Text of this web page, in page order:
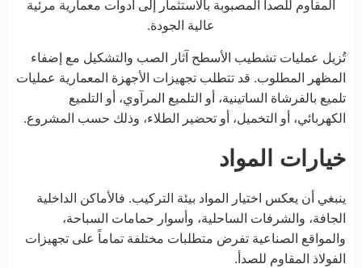
المقاوم للصدأ المصبوبة بالاستثمار إلى أدوات معمارية مرئية
عالية الجودة.
تُزيل عمليات تشطيب الأسطح آثار الصب والتشكيل مع إضفاء
المظهر المطلوب. قد تتطلب تجهيزات الأجهزة المعمارية عمليات
تلميع بالفرشاة الساتينية، أو التلميع المرآوي، أو التلميع
الكهربائي، أو التخميل، أو تحضير الطلاء، وذلك حسب المشروع.
خيارات المواد
ينبغي أن يعكس اختيار المواد بيئة التركيب. فالأماكن الداخلية
الجافة، والشرفات الساحلية، وأسوار حمامات السباحة،
والمواقع الصناعية تفرض متطلبات مختلفة تماماً على تجهيزات
الفولاذ المقاوم للصدأ.